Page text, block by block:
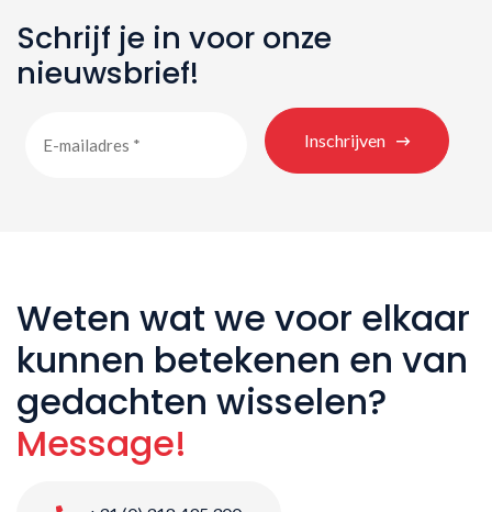
Schrijf je in voor onze
nieuwsbrief!
Inschrijven
Weten wat we voor elkaar
kunnen betekenen en van
gedachten wisselen?
Message!